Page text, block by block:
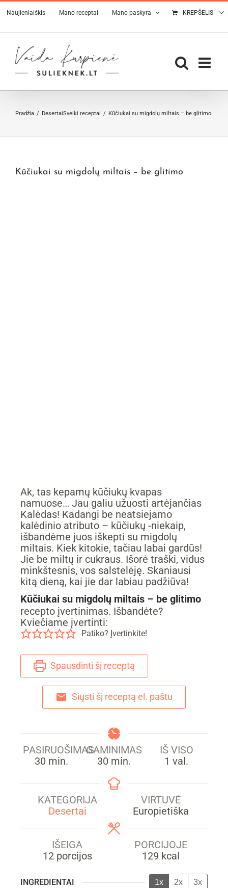
Skip
to
content
Naujienlaiškis Mano receptai Mano paskyra KREPŠELIS
Pradžia DesertaiSveiki receptai Kūčiukai su migdolų miltais – be glitimo
Kūčiukai su migdolų miltais – be glitimo
Ak, tas kepamų kūčiukų kvapas
namuose… Jau galiu užuosti artėjančias
Kalėdas! Kadangi be neatsiejamo
kalėdinio atributo – kūčiukų -niekaip,
išbandėme juos iškepti su migdolų
miltais. Kiek kitokie, tačiau labai gardūs!
Jie be miltų ir cukraus. Išorė traški, vidus
minkštesnis, vos salstelėję. Skaniausi
kitą dieną, kai jie dar labiau padžiūva!
Kūčiukai su migdolų miltais – be glitimo
recepto įvertinimas. Išbandėte?
Kviečiame įvertinti:
Patiko? Įvertinkite!
Spausdinti šį receptą
Siųsti šį receptą el. paštu
PASIRUOŠIMAS
30 min.
min.
GAMINIMAS
30 min.
min.
IŠ VISO
1 hour
val.
KATEGORIJA
Desertai
VIRTUVĖ
Europietiška
IŠEIGA
12 porcijos
PORCIJOJE
129 kcal
INGREDIENTAI 1x 2x 3x